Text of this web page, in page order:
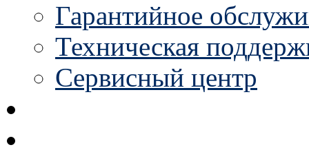
Гарантийное
Техническая
Сервисный центр